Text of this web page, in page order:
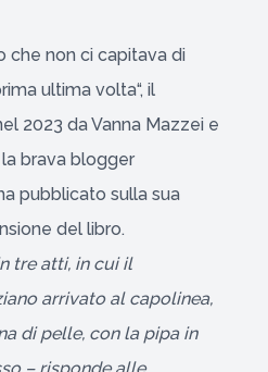
che non ci capitava di
ultima volta“, il
2023 da Vanna Mazzei e
brava blogger
pubblicato sulla sua
del libro.
tre atti, in cui il
arrivato al capolinea,
di pelle, con la pipa in